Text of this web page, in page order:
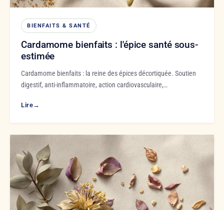
BIENFAITS & SANTÉ
Cardamome bienfaits : l'épice santé sous-
estimée
Cardamome bienfaits : la reine des épices décortiquée. Soutien
digestif, anti-inflammatoire, action cardiovasculaire,…
Lire→